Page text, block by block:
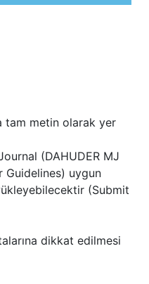
tam metin olarak yer
(DAHUDER MJ
Guidelines) uygun
(Submit
dikkat edilmesi